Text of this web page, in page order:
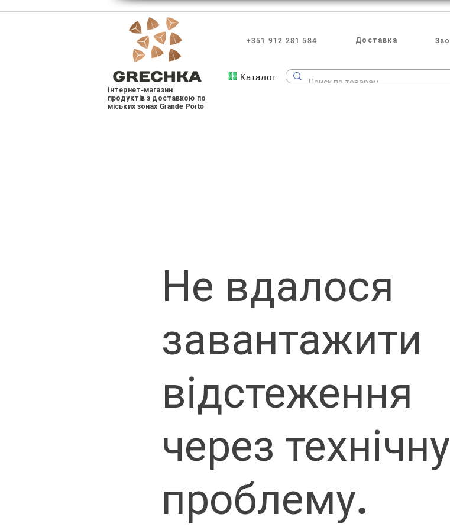
+351 912 281 584 Доставка
Інтернет-магазин
продуктів з доставкою по
міських зонах Grande Porto
Каталог
Не вдалося
завантажити
відстеження
через технічну
проблему.